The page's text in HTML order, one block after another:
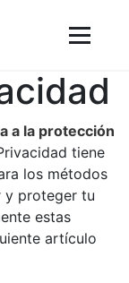
a la protección
tiene
los métodos
y proteger tu
estas
artículo